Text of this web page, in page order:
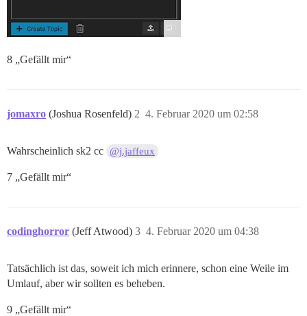
8 „Gefällt mir“
jomaxro (Joshua Rosenfeld) 4. Februar 2020 um 02:58
2
Wahrscheinlich sk2 cc @j.jaffeux
7 „Gefällt mir“
codinghorror (Jeff Atwood) 4. Februar 2020 um 04:38
3
Tatsächlich ist das, soweit ich mich erinnere, schon eine Weile im
Umlauf, aber wir sollten es beheben.
9 „Gefällt mir“